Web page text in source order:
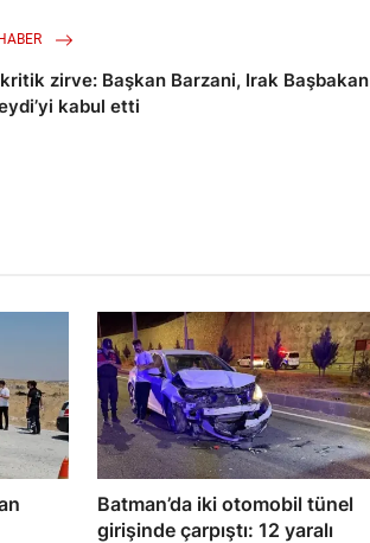
kritik zirve: Başkan Barzani, Irak Başbakan
kabul etti
Batman’da iki otomobil tünel
girişinde çarpıştı: 12 yaralı